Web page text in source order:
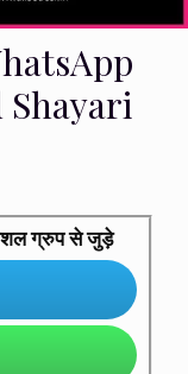
ग्रुप से जुड़े